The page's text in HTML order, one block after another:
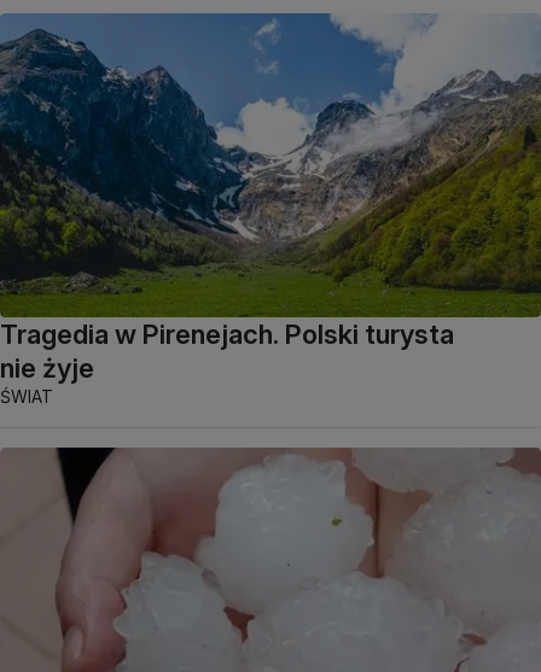
Tragedia w Pirenejach. Polski turysta
nie żyje
ŚWIAT